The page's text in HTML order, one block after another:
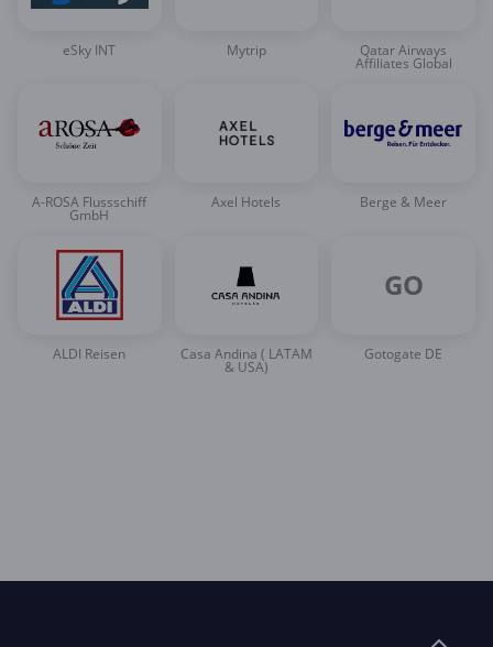
eSky INT Mytrip Qatar Airways
Affiliates Global
A-ROSA Flussschiff
GmbH
Axel Hotels Berge & Meer
ALDI Reisen Casa Andina ( LATAM
& USA)
GO
Gotogate DE